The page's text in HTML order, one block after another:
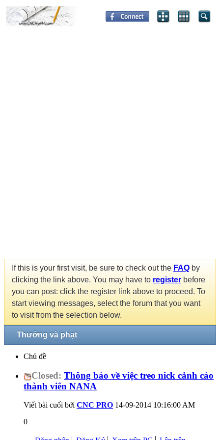
If this is your first visit, be sure to check out the FAQ by
clicking the link above. You may have to register before
you can post: click the register link above to proceed. To
start viewing messages, select the forum that you want
to visit from the selection below.
Thưởng và phạt
Chủ đề
Closed: Thông báo về việc treo nick cảnh cáo
thành viên NANA
Viết bài cuối bởi CNC PRO 14-09-2014 10:16:00 AM
0